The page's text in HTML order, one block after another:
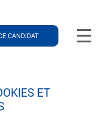
CANDIDAT
ET